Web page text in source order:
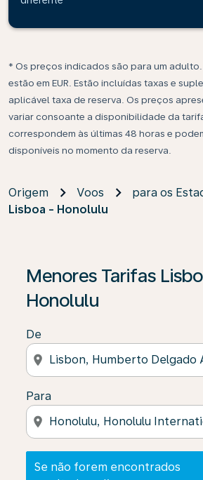
* Os preços indicados são para um
estão em EUR. Estão incluídas taxas e
aplicável taxa de reserva. Os preços
variar consoante a disponibilidade da
correspondem às últimas 48 horas e
disponíveis no momento da reserva.
Origem Voos
para os
Lisboa - Honolulu
Menores Tarifas
Honolulu
De
location_on
Para
location_on
Se não forem encontrados
Se não forem encontrados